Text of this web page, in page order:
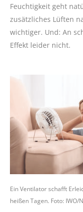
Feuchtigkeit geht
zusätzliches Lüften
wichtiger. Und: An
Effekt leider nicht.
Ein Ventilator schafft
heißen Tagen. Foto: IWO/